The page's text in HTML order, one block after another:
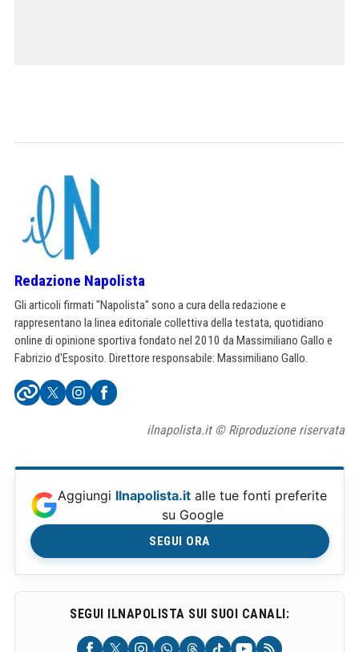
Redazione Napolista
Gli articoli firmati "Napolista" sono a cura della redazione e
rappresentano la linea editoriale collettiva della testata, quotidiano
online di opinione sportiva fondato nel 2010 da Massimiliano Gallo e
Fabrizio d'Esposito. Direttore responsabile: Massimiliano Gallo.
ilnapolista.it © Riproduzione riservata
Aggiungi Ilnapolista.it alle tue fonti preferite
su Google
SEGUI ORA
SEGUI ILNAPOLISTA SUI SUOI CANALI: